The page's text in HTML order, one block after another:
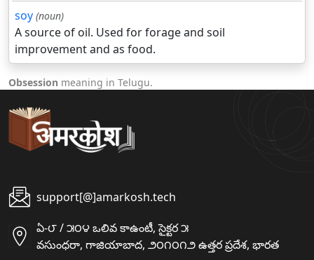
soy (noun)
A source of oil. Used for forage and soil
improvement and as food.
Obsession meaning in Telugu.
support[@]amarkosh.tech
ఏ-౮ / ౫౦౪ ఒలివ కాఉంటీ, సైక్టర ౫
వసుంధరా, గాజియాబాద, ౨౦౧౦౧౨ ఉత్తర ప్రదేశ, భారత